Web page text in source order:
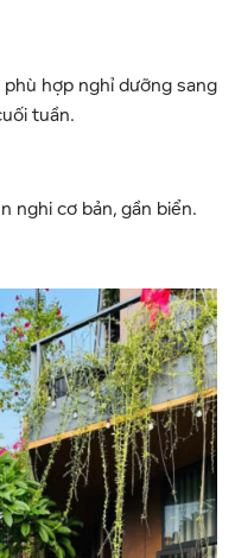
hợp nghỉ dưỡng sang
tuần.
nghi cơ bản, gần biển.